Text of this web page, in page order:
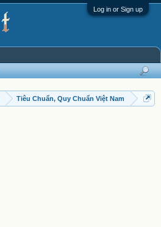
Log in or Sign up
Tiêu Chuẩn, Quy Chuẩn Việt Nam